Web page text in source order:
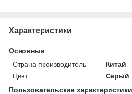
Характеристики
Основные
Страна производитель
Китай
Цвет
Серый
Пользовательские характеристики